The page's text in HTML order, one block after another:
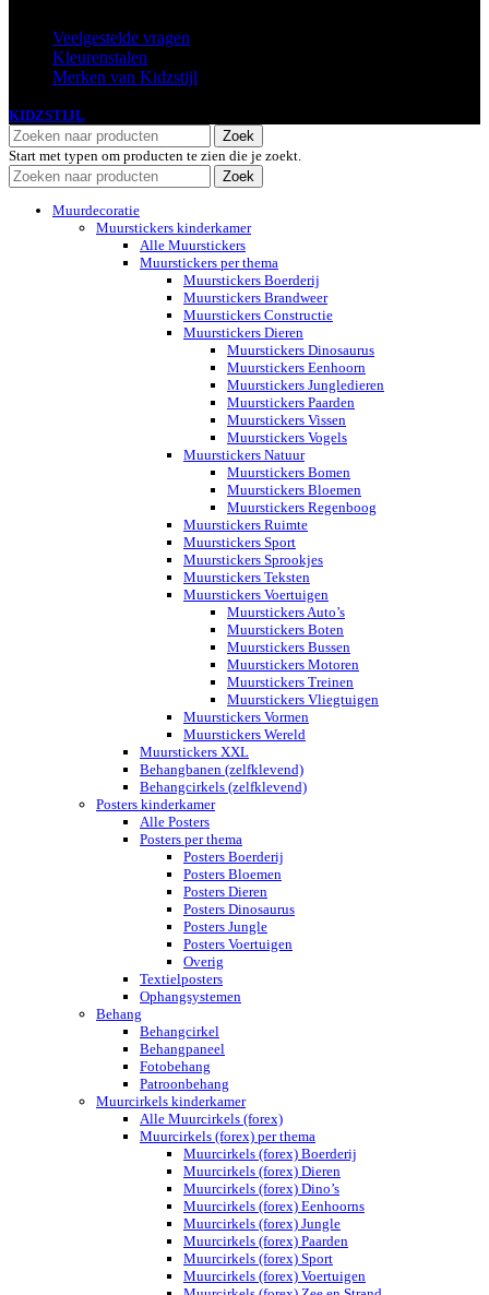
Veelgestelde vragen
Kleurenstalen
Merken van Kidzstijl
KIDZSTIJL
Zoek
Start met typen om producten te zien die je zoekt.
Zoek
Muurdecoratie
Muurstickers kinderkamer
Alle Muurstickers
Muurstickers per thema
Muurstickers Boerderij
Muurstickers Brandweer
Muurstickers Constructie
Muurstickers Dieren
Muurstickers Dinosaurus
Muurstickers Eenhoorn
Muurstickers Jungledieren
Muurstickers Paarden
Muurstickers Vissen
Muurstickers Vogels
Muurstickers Natuur
Muurstickers Bomen
Muurstickers Bloemen
Muurstickers Regenboog
Muurstickers Ruimte
Muurstickers Sport
Muurstickers Sprookjes
Muurstickers Teksten
Muurstickers Voertuigen
Muurstickers Auto’s
Muurstickers Boten
Muurstickers Bussen
Muurstickers Motoren
Muurstickers Treinen
Muurstickers Vliegtuigen
Muurstickers Vormen
Muurstickers Wereld
Muurstickers XXL
Behangbanen (zelfklevend)
Behangcirkels (zelfklevend)
Posters kinderkamer
Alle Posters
Posters per thema
Posters Boerderij
Posters Bloemen
Posters Dieren
Posters Dinosaurus
Posters Jungle
Posters Voertuigen
Overig
Textielposters
Ophangsystemen
Behang
Behangcirkel
Behangpaneel
Fotobehang
Patroonbehang
Muurcirkels kinderkamer
Alle Muurcirkels (forex)
Muurcirkels (forex) per thema
Muurcirkels (forex) Boerderij
Muurcirkels (forex) Dieren
Muurcirkels (forex) Dino’s
Muurcirkels (forex) Eenhoorns
Muurcirkels (forex) Jungle
Muurcirkels (forex) Paarden
Muurcirkels (forex) Sport
Muurcirkels (forex) Voertuigen